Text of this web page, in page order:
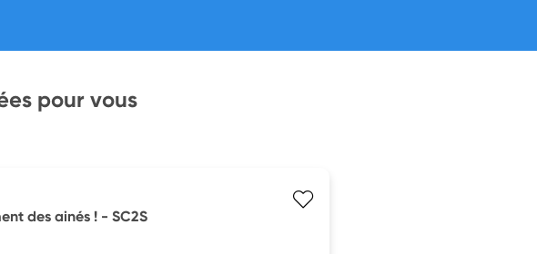
pour vous
des ainés ! - SC2S